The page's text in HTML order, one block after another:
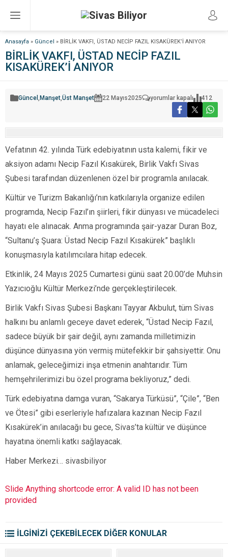
Anasayfa » Güncel » BİRLİK VAKFI, ÜSTAD NECİP FAZIL KISAKÜREK’İ ANIYOR
BİRLİK VAKFI, ÜSTAD NECİP FAZIL
KISAKÜREK’İ ANIYOR
Güncel , Manşet,Üst Manşet 22 Mayıs2025
BİRLİK
FAZIL
için
yorumlar kapalı 412
Vefatının 42. yılında Türk edebiyatının usta kalemi, fikir ve
aksiyon adamı Necip Fazıl Kısakürek, Birlik Vakfı Sivas
Şubesi tarafından düzenlenen özel bir programla anılacak.
Kültür ve Turizm Bakanlığı’nın katkılarıyla organize edilen
programda, Necip Fazıl’ın şiirleri, fikir dünyası ve mücadeleci
hayatı ele alınacak. Anma programında şair-yazar Duran Boz,
“Sultanu’ş Şuara: Üstad Necip Fazıl Kısakürek” başlıklı
konuşmasıyla katılımcılara hitap edecek.
Etkinlik, 24 Mayıs 2025 Cumartesi günü saat 20.00’de Muhsin
Yazıcıoğlu Kültür Merkezi’nde gerçekleştirilecek.
Birlik Vakfı Sivas Şubesi Başkanı Tayyar Akbulut, tüm Sivas
halkını bu anlamlı geceye davet ederek, “Üstad Necip Fazıl,
sadece büyük bir şair değil, aynı zamanda milletimizin
düşünce dünyasına yön vermiş mütefekkir bir şahsiyettir. Onu
anlamak, geleceğimizi inşa etmenin anahtarıdır. Tüm
hemşehrilerimizi bu özel programa bekliyoruz,” dedi.
Türk edebiyatına damga vuran, “Sakarya Türküsü”, “Çile”, “Ben
ve Ötesi” gibi eserleriyle hafızalara kazınan Necip Fazıl
Kısakürek’in anılacağı bu gece, Sivas’ta kültür ve düşünce
hayatına önemli katkı sağlayacak.
Haber Merkezi… sivasbiliyor
Slide Anything shortcode error: A valid ID has not been
provided
İLGİNİZİ ÇEKEBİLECEK DİĞER KONULAR